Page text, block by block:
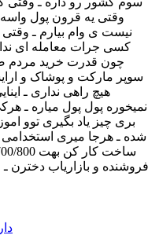
وقتی یه قرون پول
نیست ی وام بیارم ـ وقتی
کسی جرات معامله ای
چون قدرت خرید مردم
هیچ راهی نداری ـ
نمیخوره پول پول میاره ـ
بری چیز یاد بگیری توو